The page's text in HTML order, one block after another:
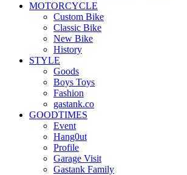
MOTORCYCLE
Custom Bike
Classic Bike
New Bike
History
STYLE
Goods
Boys Toys
Fashion
gastank.co
GOODTIMES
Event
Hang0ut
Profile
Garage Visit
Gastank Family